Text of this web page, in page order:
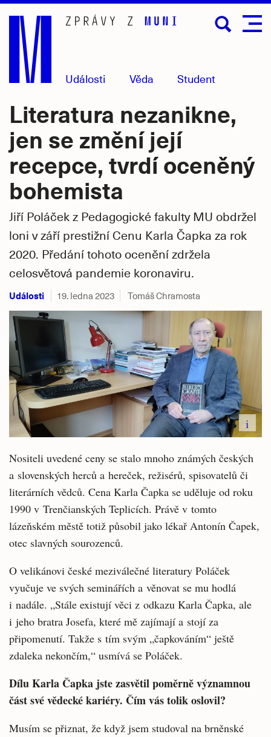
Přejít
hlavní
obsah
Události Věda Student
Literatura nezanikne,
jen se změní její
recepce, tvrdí oceněný
bohemista
Jiří Poláček z Pedagogické fakulty MU obdržel
loni v září prestižní Cenu Karla Čapka za rok
2020. Předání tohoto ocenění zdržela
celosvětová pandemie koronaviru.
Události 19. ledna 2023 Tomáš Chramosta
i
Nositeli uvedené ceny se stalo mnoho známých českých
a slovenských herců a hereček, režisérů, spisovatelů či
literárních vědců. Cena Karla Čapka se uděluje od roku
1990 v Trenčianských Teplicích. Právě v tomto
lázeňském městě totiž působil jako lékař Antonín Čapek,
otec slavných sourozenců.
O velikánovi české meziválečné literatury Poláček
vyučuje ve svých seminářích a věnovat se mu hodlá
i nadále. „Stále existují věci z odkazu Karla Čapka, ale
i jeho bratra Josefa, které mě zajímají a stojí za
připomenutí. Takže s tím svým „čapkováním“ ještě
zdaleka nekončím,“ usmívá se Poláček.
Dílu Karla Čapka jste zasvětil poměrně významnou
část své vědecké kariéry. Čím vás tolik oslovil?
Musím se přiznat, že když jsem studoval na brněnské